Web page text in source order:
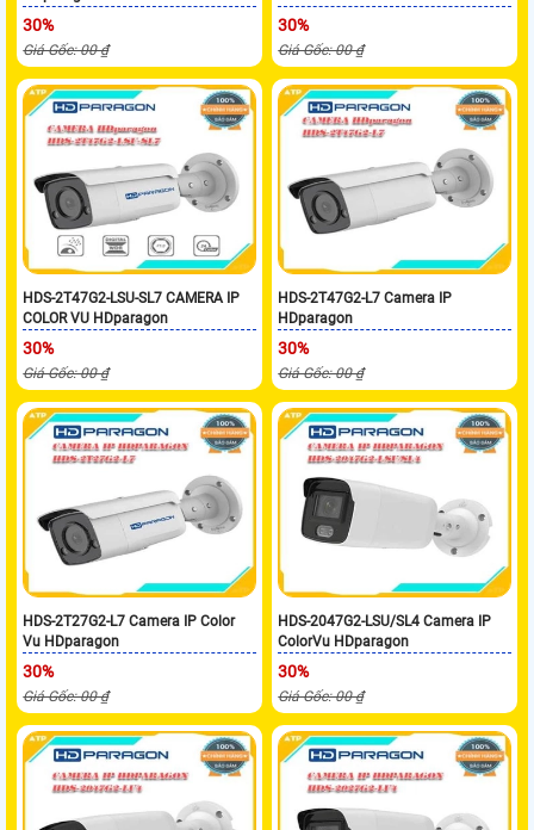
30%
Giá Gốc: 00 ₫
30%
Giá Gốc: 00 ₫
HDS-2T47G2-LSU-SL7 CAMERA IP
COLOR VU HDparagon
30%
Giá Gốc: 00 ₫
HDS-2T47G2-L7 Camera IP
HDparagon
30%
Giá Gốc: 00 ₫
HDS-2T27G2-L7 Camera IP Color
Vu HDparagon
30%
Giá Gốc: 00 ₫
HDS-2047G2-LSU/SL4 Camera IP
ColorVu HDparagon
30%
Giá Gốc: 00 ₫